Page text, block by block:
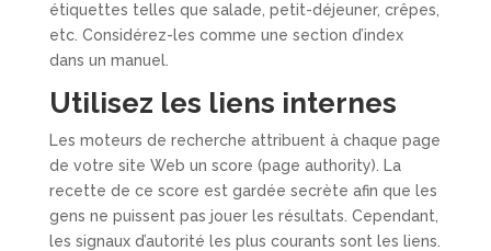
étiquettes telles que salade, petit-déjeuner, crêpes,
etc. Considérez-les comme une section d’index
dans un manuel.
Utilisez les liens internes
Les moteurs de recherche attribuent à chaque page
de votre site Web un score (page authority). La
recette de ce score est gardée secrète afin que les
gens ne puissent pas jouer les résultats. Cependant,
les signaux d’autorité les plus courants sont les liens.